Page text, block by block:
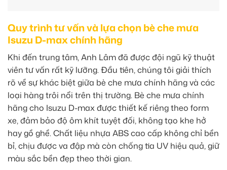
Quy trình tư vấn và lựa chọn bè che mưa
Isuzu D-max chính hãng
Khi đến trung tâm, Anh Lâm đã được đội ngũ kỹ thuật
viên tư vấn rất kỹ lưỡng. Đầu tiên, chúng tôi giải thích
rõ về sự khác biệt giữa bè che mưa chính hãng và các
loại hàng trôi nổi trên thị trường. Bè che mưa chính
hãng cho Isuzu D-max được thiết kế riêng theo form
xe, đảm bảo độ ôm khít tuyệt đối, không tạo khe hở
hay gồ ghề. Chất liệu nhựa ABS cao cấp không chỉ bền
bỉ, chịu được va đập mà còn chống tia UV hiệu quả, giữ
màu sắc bền đẹp theo thời gian.